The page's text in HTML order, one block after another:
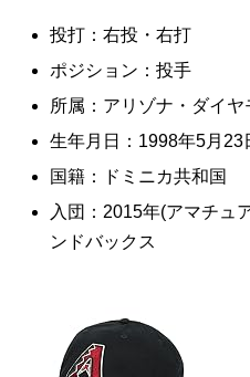
投打：右投・右打
ポジション：投手
所属：アリゾナ・ダイヤ
生年月日：1998年5月23
国籍：ドミニカ共和国
入団：2015年(アマチュ
ンドバックス